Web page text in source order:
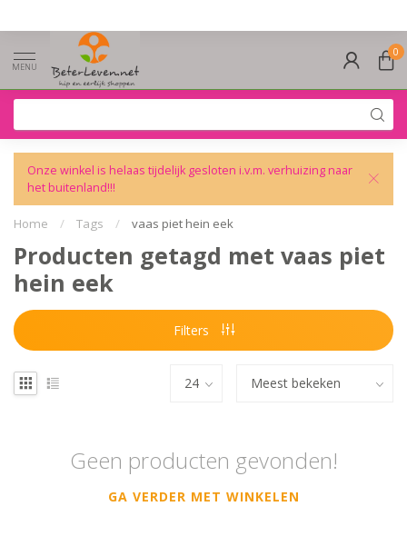
MENU
0
Onze winkel is helaas tijdelijk gesloten i.v.m. verhuizing naar
het buitenland!!!
Home / Tags / vaas piet hein eek
Producten getagd met vaas piet
hein eek
Filters
Geen producten gevonden!
GA VERDER MET WINKELEN